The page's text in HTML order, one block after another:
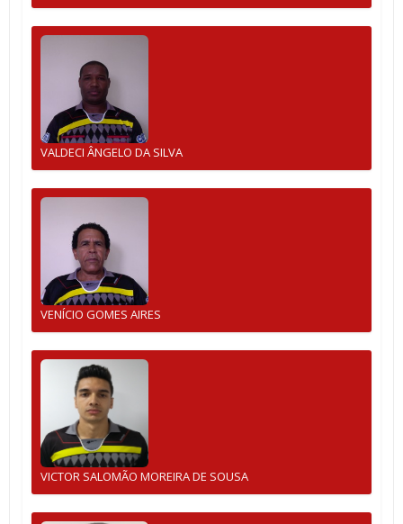
VALDECI ÂNGELO DA SILVA
VENÍCIO GOMES AIRES
VICTOR SALOMÃO MOREIRA DE SOUSA